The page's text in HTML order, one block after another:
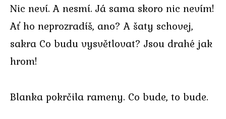
Nic neví. A nesmí. Já sama skoro nic nevím!
Ať ho neprozradíš, ano? A šaty schovej,
sakra Co budu vysvětlovat? Jsou drahé jak
hrom!
Blanka pokrčila rameny. Co bude, to bude.